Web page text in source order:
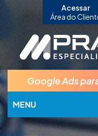
Acessar
Área do
Google Ads
MENU